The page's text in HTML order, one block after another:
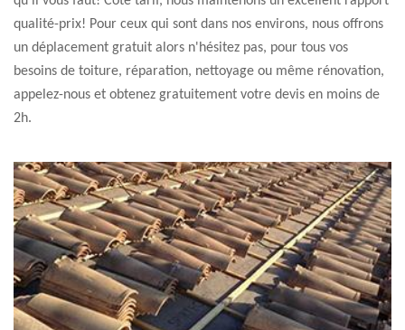
qualité-prix! Pour ceux qui sont dans nos environs, nous offrons
un déplacement gratuit alors n'hésitez pas, pour tous vos
besoins de toiture, réparation, nettoyage ou même rénovation,
appelez-nous et obtenez gratuitement votre devis en moins de
2h.